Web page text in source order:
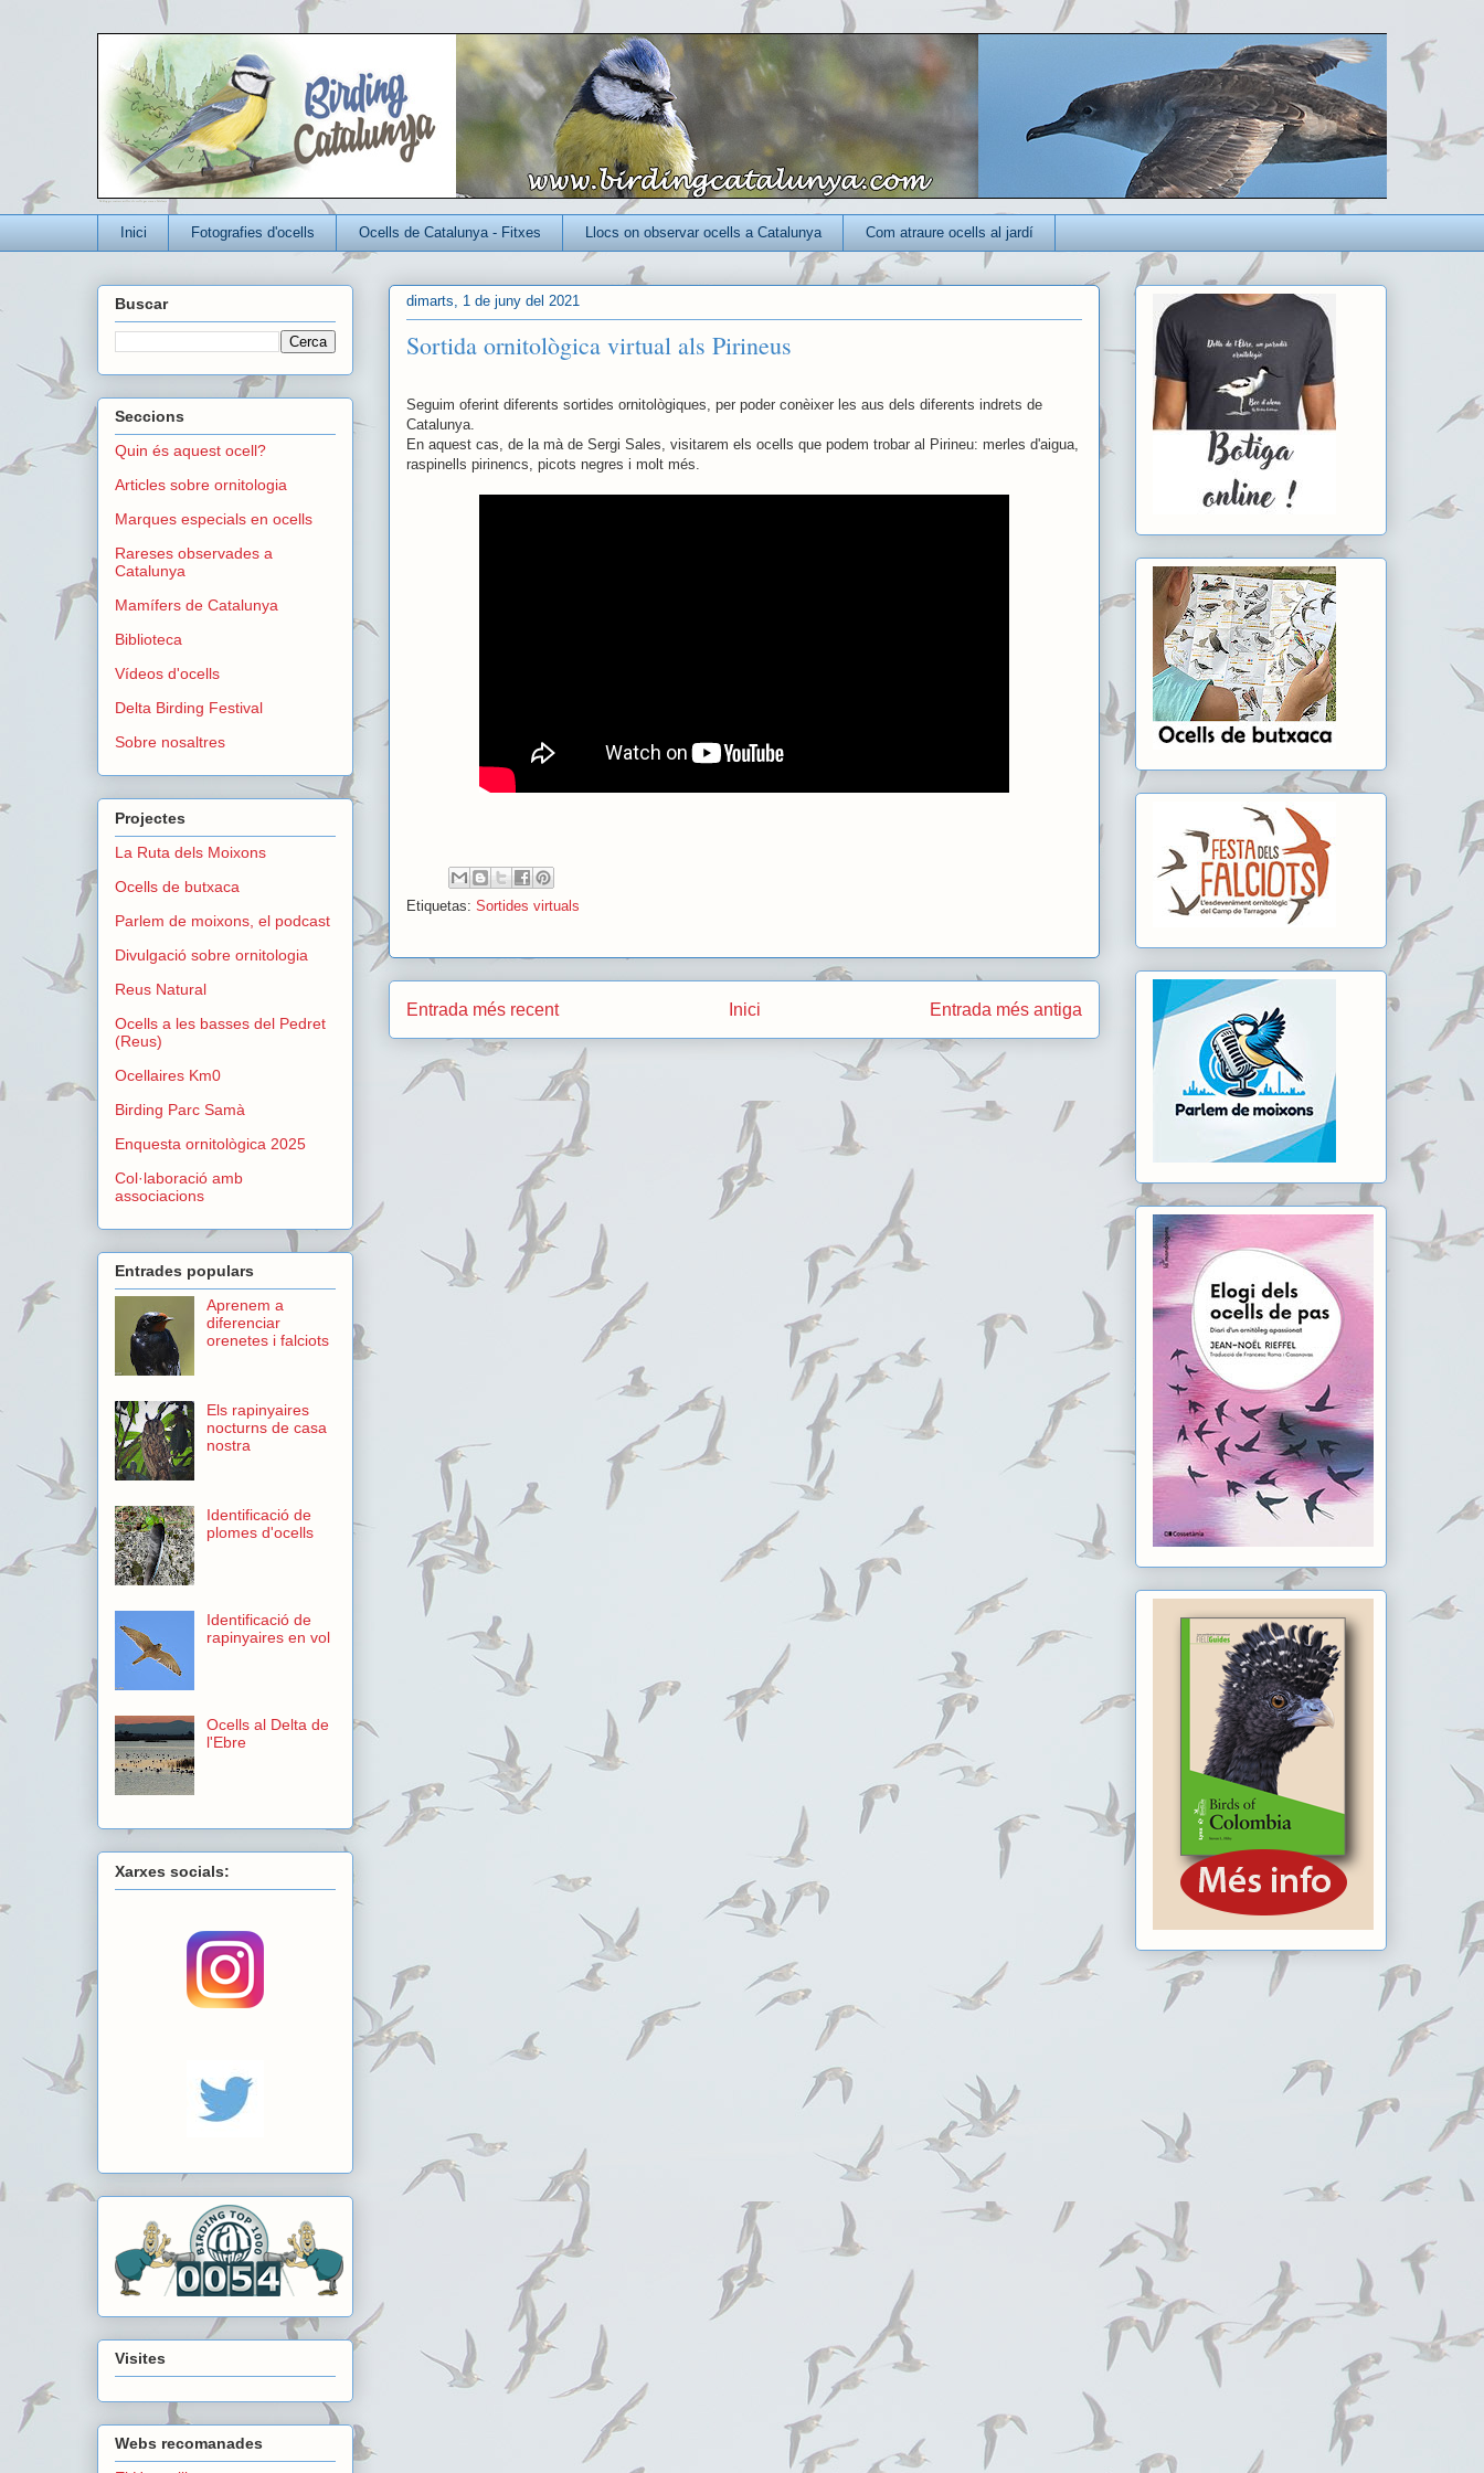
Un blog per conèixer millor els ocells que viuen a Catalunya
Inici Fotografies d'ocells Ocells de Catalunya - Fitxes Llocs on observar ocells a Catalunya Com atraure ocells al jardí
dimarts, 1 de juny del 2021
Sortida ornitològica virtual als Pirineus
Seguim oferint diferents sortides ornitològiques, per poder conèixer les aus dels diferents indrets de
Catalunya.
En aquest cas, de la mà de Sergi Sales, visitarem els ocells que podem trobar al Pirineu: merles d'aigua,
raspinells pirinencs, picots negres i molt més.
Etiquetas: Sortides virtuals
Entrada més recent Entrada més antiga
Inici
Buscar
Seccions
Quin és aquest ocell?
Articles sobre ornitologia
Marques especials en ocells
Rareses observades a
Catalunya
Mamífers de Catalunya
Biblioteca
Vídeos d'ocells
Delta Birding Festival
Sobre nosaltres
Projectes
La Ruta dels Moixons
Ocells de butxaca
Parlem de moixons, el podcast
Divulgació sobre ornitologia
Reus Natural
Ocells a les basses del Pedret
(Reus)
Ocellaires Km0
Birding Parc Samà
Enquesta ornitològica 2025
Col·laboració amb
associacions
Entrades populars
Aprenem a
diferenciar
orenetes i falciots
Els rapinyaires
nocturns de casa
nostra
Identificació de
plomes d'ocells
Identificació de
rapinyaires en vol
Ocells al Delta de
l'Ebre
Xarxes socials:
Visites
Webs recomanades